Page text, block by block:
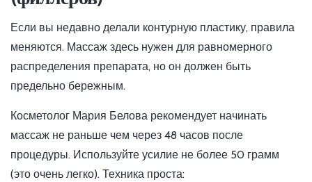
Если вы недавно делали контурную пластику, правила
меняются. Массаж здесь нужен для равномерного
распределения препарата, но он должен быть
предельно бережным.
Косметолог Мария Белова рекомендует начинать
массаж не раньше чем через 48 часов после
процедуры. Используйте усилие не более 50 грамм
(это очень легко). Техника проста: